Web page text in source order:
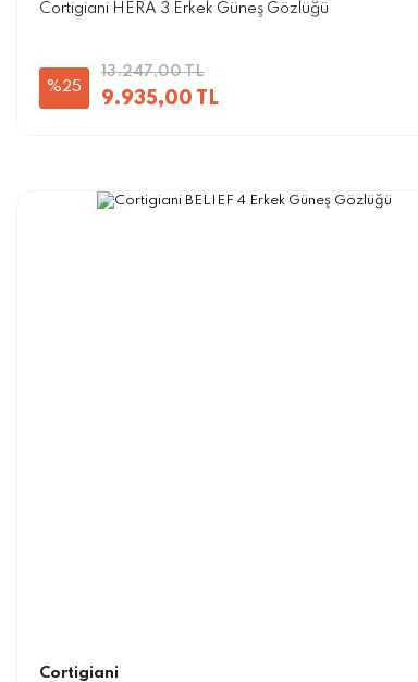
Cortigiani HERA 3 Erkek Güneş Gözlüğü
%25
13.247,00 TL
9.935,00 TL
Cortigiani